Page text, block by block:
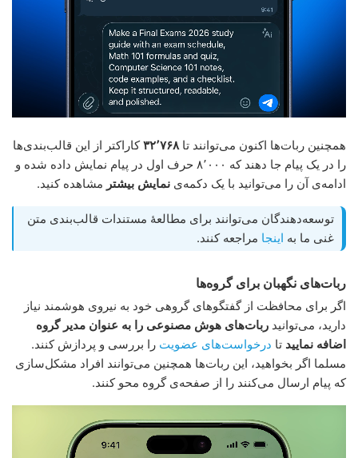
همچنین ربات‌ها اکنون می‌توانند تا۳۲٬۷۶۸کاراکتر از این قالب‌بندی‌ها
را در یک پیام جا دهند که ۸٬۰۰۰ حرف اول در پیام نمایش داده شده و
ادامه‌ی آن را می‌توانید با یک دکمه‌ی نمایش بیشتر مشاهده کنید.
توسعه‌دهندگان می‌توانند برای مطالعهٔ مستندات قالب‌بندی متن
غنی ما به اینجا مراجعه کنند.
ربات‌های نگهبان برای گروه‌ها
اگر برای محافظت از گفتگوهای گروهی خود به نیروی هوشمند نیاز
دارید، می‌توانید ربات‌های هوش مصنوعی را به عنوان مدیر گروه
اضافه نمایید تا درخواست‌های عضویت را بررسی و پردازش کنند.
مسلما اگر بخواهید، این ربات‌ها همچنین می‌توانند افراد مشکل‌سازی
که پیام ارسال می‌کنند را از صفحه‌ی گروه محو کنند.